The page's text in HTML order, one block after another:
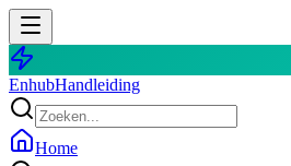
EnhubHandleiding
Home